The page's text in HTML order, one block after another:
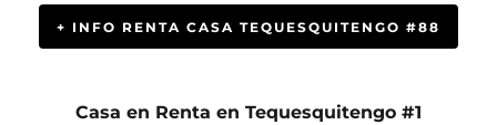
+ INFO RENTA CASA TEQUESQUITENGO #88
Casa en Renta en Tequesquitengo #1